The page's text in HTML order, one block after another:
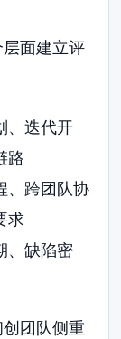
面建立评
、迭代开
路
、跨团队协
求
、缺陷密
团队侧重